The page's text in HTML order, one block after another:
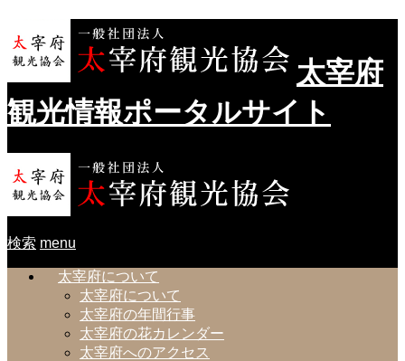
太宰府
観光情報ポータルサイト
検索 menu
太宰府について
太宰府について
太宰府の年間行事
太宰府の花カレンダー
太宰府へのアクセス